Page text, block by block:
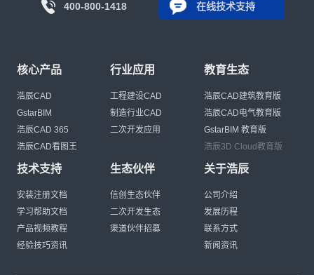
400-800-1418 在线技术支持
核心产品
浩辰CAD
GstarBIM
浩辰CAD 365
浩辰CAD看图王
行业应用
工程建设CAD
制造行业CAD
二次开发应用
教育生态
浩辰CAD建筑教育版
浩辰CAD电气教育版
GstarBIM 教育版
浩辰3D Cloud教育版
技术支持
安装注册文档
学习帮助文档
产品视频教程
经验技巧资讯
生态伙伴
信创生态伙伴
二次开发生态
渠道伙伴招募
关于浩辰
公司介绍
发展历程
联系方式
新闻资讯